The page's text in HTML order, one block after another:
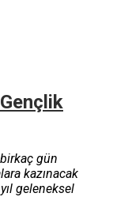
gün
kazınacak
geleneksel